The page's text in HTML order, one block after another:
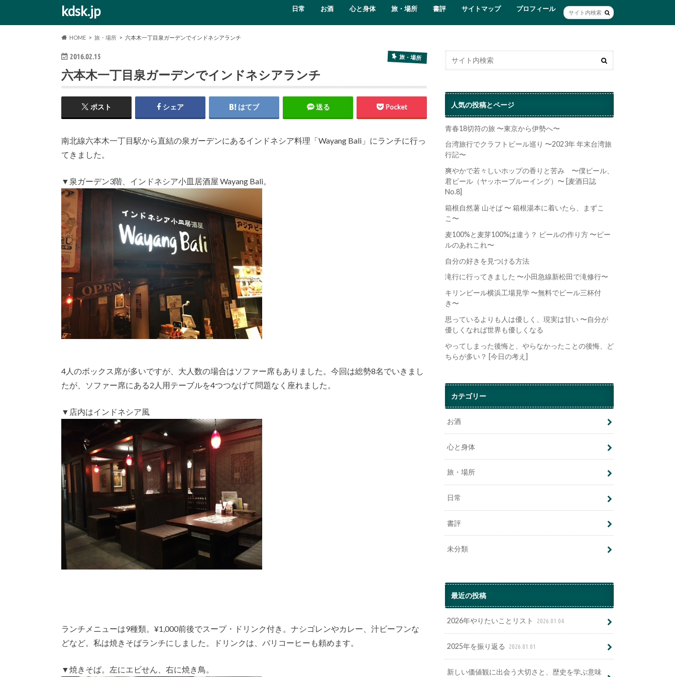
kdsk.jp 日常 お酒 心と身体 旅・場所 書評 サイトマップ プロフィール
HOME 旅・場所 六本木一丁目泉ガーデンでインドネシアランチ
2016.02.15 旅・場所
六本木一丁目泉ガーデンでインドネシアランチ
ポスト シェア はてブ 送る Pocket
南北線六本木一丁目駅から直結の泉ガーデンにあるインドネシア料理「Wayang Bali」にランチに行っ
てきました。
▼泉ガーデン3階、インドネシア小皿居酒屋 Wayang Bali。
4人のボックス席が多いですが、大人数の場合はソファー席もありました。今回は総勢8名でいきまし
たが、ソファー席にある2人用テーブルを4つつなげて問題なく座れました。
▼店内はインドネシア風
ランチメニューは9種類。¥1,000前後でスープ・ドリンク付き。ナシゴレンやカレー、汁ビーフンな
どなど。私は焼きそばランチにしました。ドリンクは、バリコーヒーも頼めます。
▼焼きそば。左にエビせん、右に焼き鳥。
人気の投稿とページ
青春18切符の旅 〜東京から伊勢へ〜
台湾旅行でクラフトビール巡り 〜2023年 年末台湾旅
行記〜
爽やかで若々しいホップの香りと苦み 〜僕ビール、
君ビール（ヤッホーブルーイング）〜 [麦酒日誌
No.8]
箱根自然薯 山そば 〜 箱根湯本に着いたら、まずこ
こ〜
麦100%と麦芽100%は違う？ ビールの作り方 〜ビー
ルのあれこれ〜
自分の好きを見つける方法
滝行に行ってきました 〜小田急線新松田で滝修行〜
キリンビール横浜工場見学 〜無料でビール三杯付
き〜
思っているよりも人は優しく、現実は甘い 〜自分が
優しくなれば世界も優しくなる
やってしまった後悔と、やらなかったことの後悔、ど
ちらが多い？ [今日の考え]
カテゴリー
お酒
心と身体
旅・場所
日常
書評
未分類
最近の投稿
2026年やりたいことリスト 2026.01.04
2025年を振り返る 2026.01.01
新しい価値観に出会う大切さと、歴史を学ぶ意味